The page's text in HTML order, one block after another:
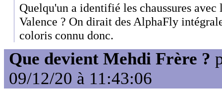
Quelqu'un a identifié les chaussures
Valence ? On dirait des AlphaFly
coloris connu donc.
Que devient Mehdi Frère ?
09/12/20 à 11:43:06